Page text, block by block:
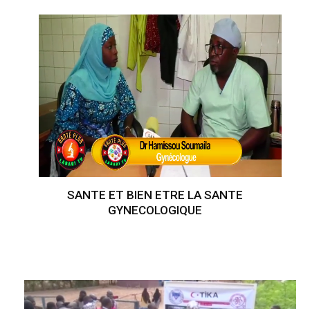
SANTE ET BIEN ETRE LA SANTE
GYNECOLOGIQUE